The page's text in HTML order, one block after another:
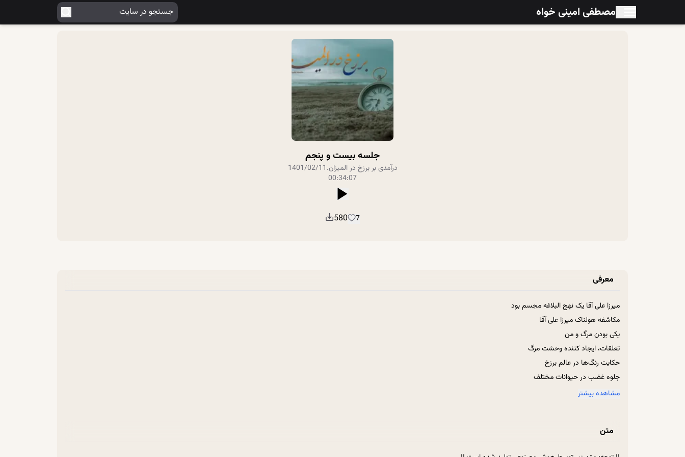
مصطفی امینی خواه
جلسه بیست و پنجم
درآمدی بر برزخ در المیزان.
1401/02/11
00:34:07
7
580
معرفی
میرزا علی آقا یک نهج البلاغه مجسم بود
مکاشفه هولناک میرزا علی آقا
یکی بودن مرگ و من
تعلقات، ایجاد کننده وحشت مرگ
حکایت رنگ‌ها در عالم برزخ
جلوه غضب در حیوانات مختلف
گونی‌ای که کار قالیچه سلیمان می‌کرد!!
آزار دهنده بودن تعلق به تن برای میت
مشاهده بیشتر
متن